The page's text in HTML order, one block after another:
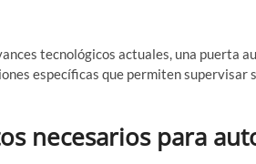
tecnológicos actuales, una puerta
específicas que permiten supervisar
necesarios para